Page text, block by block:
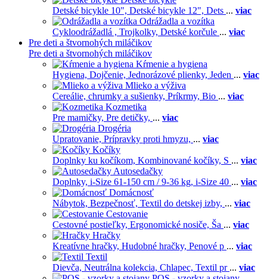
Detské bicykle 10", Detské bicykle 12", Dets ... viac
Odrážadla a vozítka
Cykloodrážadlá , Trojkolky, Detské korčule ... viac
Pre deti a štvornohých miláčikov
Pre deti a štvornohých miláčikov
Kŕmenie a hygiena
Hygiena, Dojčenie, Jednorázové plienky, Jeden ... viac
Mlieko a výživa
Cereálie, chrumky a sušienky, Príkrmy, Bio ... viac
Kozmetika
Pre mamičky, Pre detičky, ... viac
Drogéria
Upratovanie, Prípravky proti hmyzu, ... viac
Kočíky
Doplnky ku kočíkom, Kombinované kočíky, S ... viac
Autosedačky
Doplnky, i-Size 61-150 cm / 9-36 kg, i-Size 40 ... viac
Domácnosť
Nábytok, Bezpečnosť, Textil do detskej izby, ... viac
Cestovanie
Cestovné postieľky, Ergonomické nosiče, Ša ... viac
Hračky
Kreatívne hračky, Hudobné hračky, Penové p ... viac
Textil
Dievča, Neutrálna kolekcia, Chlapec, Textil pr ... viac